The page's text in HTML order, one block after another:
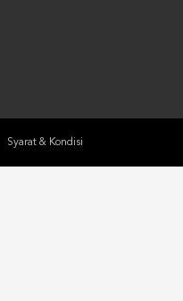
Syarat & Kondisi